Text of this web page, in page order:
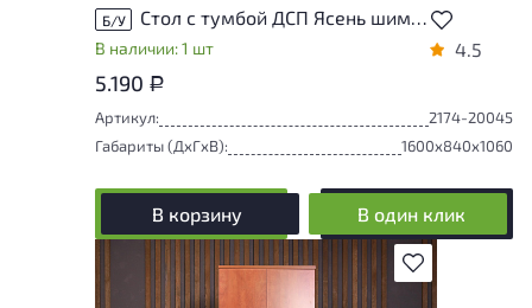
Б/У Стол с тумбой ДСП Ясень шимо Россия
В наличии: 1 шт 4.5
5.190 Р
Артикул:
2174-20045
Габариты (ДxГxВ):
1600x840x1060
В корзину В один клик
В избранное